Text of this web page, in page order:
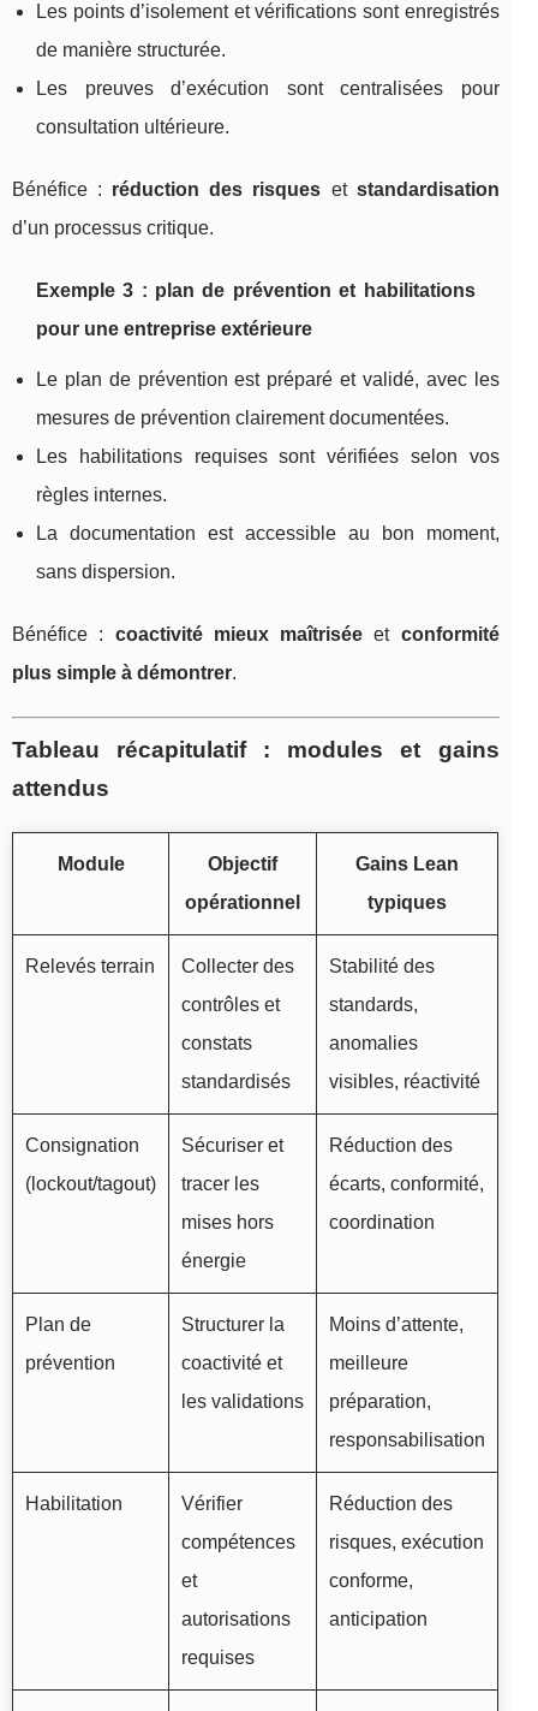
Les points d’isolement et vérifications sont enregistrés
de manière structurée.
Les preuves d’exécution sont centralisées pour
consultation ultérieure.
Bénéfice : réduction des risques et standardisation
d’un processus critique.
Exemple 3 : plan de prévention et habilitations
pour une entreprise extérieure
Le plan de prévention est préparé et validé, avec les
mesures de prévention clairement documentées.
Les habilitations requises sont vérifiées selon vos
règles internes.
La documentation est accessible au bon moment,
sans dispersion.
Bénéfice : coactivité mieux maîtrisée et conformité
plus simple à démontrer.
Tableau récapitulatif : modules et gains
attendus
Module
Objectif
opérationnel
Gains Lean
typiques
Relevés terrain
Collecter des
contrôles et
constats
standardisés
Stabilité des
standards,
anomalies
visibles, réactivité
Consignation
(lockout/tagout)
Sécuriser et
tracer les
mises hors
énergie
Réduction des
écarts, conformité,
coordination
Plan de
prévention
Structurer la
coactivité et
les validations
Moins d’attente,
meilleure
préparation,
responsabilisation
Habilitation
Vérifier
compétences
et
autorisations
requises
Réduction des
risques, exécution
conforme,
anticipation